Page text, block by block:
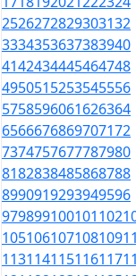
2526272829303132
3334353637383940
4142434445464748
4950515253545556
5758596061626364
6566676869707172
7374757677787980
8182838485868788
8990919293949596
979899100101102
105106107108109
113114115116117